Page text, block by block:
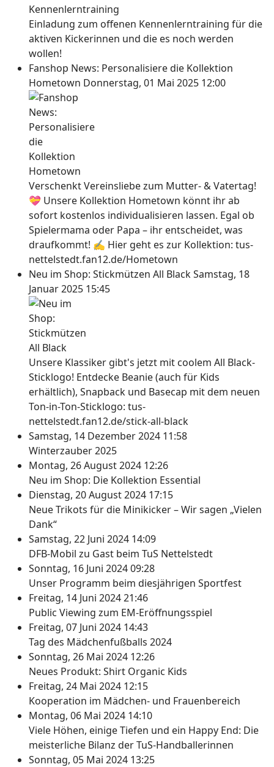
Einladung zum offenen Kennenlerntraining für die
aktiven Kickerinnen und die es noch werden
wollen!
Fanshop News: Personalisiere die Kollektion
Hometown Donnerstag, 01 Mai 2025 12:00
Verschenkt Vereinsliebe zum Mutter- & Vatertag!
💝 Unsere Kollektion Hometown könnt ihr ab
sofort kostenlos individualisieren lassen. Egal ob
Spielermama oder Papa – ihr entscheidet, was
draufkommt! ✍ Hier geht es zur Kollektion: tus-
nettelstedt.fan12.de/Hometown
Neu im Shop: Stickmützen All BlackSamstag, 18
Januar 2025 15:45
Unsere Klassiker gibt's jetzt mit coolem All Black-
Sticklogo! Entdecke Beanie (auch für Kids
erhältlich), Snapback und Basecap mit dem neuen
Ton-in-Ton-Sticklogo: tus-
nettelstedt.fan12.de/stick-all-black
Samstag, 14 Dezember 2024 11:58
Winterzauber 2025
Montag, 26 August 2024 12:26
Neu im Shop: Die Kollektion Essential
Dienstag, 20 August 2024 17:15
Neue Trikots für die Minikicker – Wir sagen „Vielen
Dank“
Samstag, 22 Juni 2024 14:09
DFB-Mobil zu Gast beim TuS Nettelstedt
Sonntag, 16 Juni 2024 09:28
Unser Programm beim diesjährigen Sportfest
Freitag, 14 Juni 2024 21:46
Public Viewing zum EM-Eröffnungsspiel
Freitag, 07 Juni 2024 14:43
Tag des Mädchenfußballs 2024
Sonntag, 26 Mai 2024 12:26
Neues Produkt: Shirt Organic Kids
Freitag, 24 Mai 2024 12:15
Kooperation im Mädchen- und Frauenbereich
Montag, 06 Mai 2024 14:10
Viele Höhen, einige Tiefen und ein Happy End: Die
meisterliche Bilanz der TuS-Handballerinnen
Sonntag, 05 Mai 2024 13:25